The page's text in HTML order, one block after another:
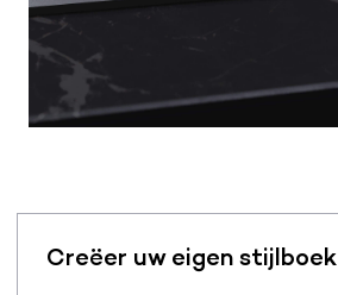
Creëer uw eigen stijlboek